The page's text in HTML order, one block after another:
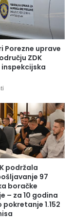
Porezne uprave
ZDK
inspekcijska
podržala
97
boračke
– za 10 godina
1.152